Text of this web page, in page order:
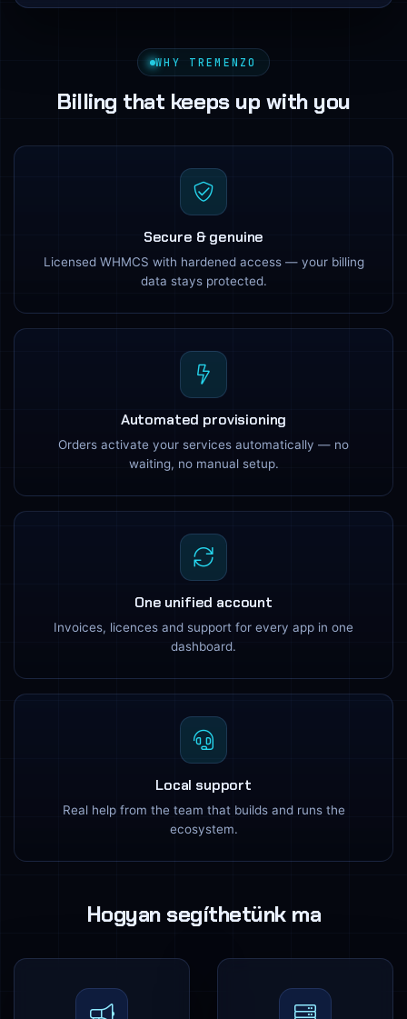
WHY TREMENZO
Billing that keeps up with you
Secure & genuine
Licensed WHMCS with hardened access — your billing
data stays protected.
Automated provisioning
Orders activate your services automatically — no
waiting, no manual setup.
One unified account
Invoices, licences and support for every app in one
dashboard.
Local support
Real help from the team that builds and runs the
ecosystem.
Hogyan segíthetünk ma